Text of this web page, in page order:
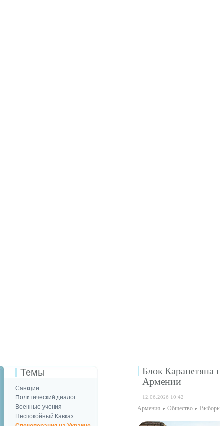
Темы
Санкции
Политический диалог
Военные учения
Неспокойный Кавказ
Блок Карапетяна
Армении
12.06.2026 10:42
Армения Общество Выборы